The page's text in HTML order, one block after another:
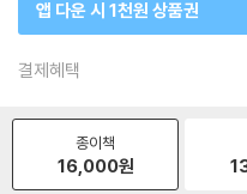
앱 다운 시 1천원 상품권
결제혜택
종이책
16,000원